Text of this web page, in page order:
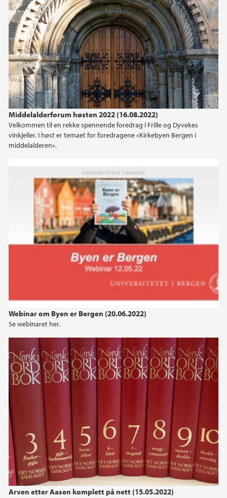
Middelalderforum høsten 2022 (16.08.2022)
Velkommen til en rekke spennende foredrag i Frille og Dyvekes
vinkjeller. I høst er temaet for foredragene «Kirkebyen Bergen i
middelalderen».
Webinar: Byen er Bergen
Webinar om Byen er Bergen (20.06.2022)
Se webinaret her.
Arven etter Aasen komplett på nett (15.05.2022)